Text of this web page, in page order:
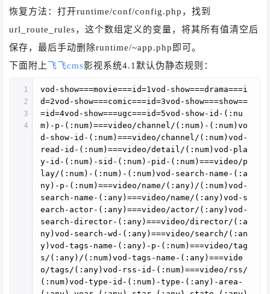
恢复方法：打开runtime/conf/config.php，找到
url_route_rules，这个数组定义的变量，将其所有值清空后
保存，最后手动删除runtime/~app.php即可。
下面附上飞飞cms影视系统4.1默认伪静态规则：
1
2
3
4
vod-show===movie===id=1vod-show===drama===i
d=2vod-show===comic===id=3vod-show===show==
=id=4vod-show===ugc===id=5vod-show-id-(:nu
m)-p-(:num)===video/channel/(:num)-(:num)vo
d-show-id-(:num)===video/channel/(:num)vod-
read-id-(:num)===video/detail/(:num)vod-pla
y-id-(:num)-sid-(:num)-pid-(:num)===video/p
lay/(:num)-(:num)-(:num)vod-search-name-(:a
ny)-p-(:num)===video/name/(:any)/(:num)vod-
search-name-(:any)===video/name/(:any)vod-s
earch-actor-(:any)===video/actor/(:any)vod-
search-director-(:any)===video/director/(:a
ny)vod-search-wd-(:any)===video/search/(:an
y)vod-tags-name-(:any)-p-(:num)===video/tag
s/(:any)/(:num)vod-tags-name-(:any)===vide
o/tags/(:any)vod-rss-id-(:num)===video/rss/
(:num)vod-type-id-(:num)-type-(:any)-area-